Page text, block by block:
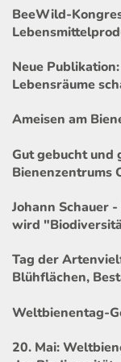
BeeWild-
Neue
Lebensräume
Ameisen am
Gut gebucht und
Bienenzentrums
Johann Schauer
wird
Tag der
Blühflächen,
Weltbienentag-
20. Mai: